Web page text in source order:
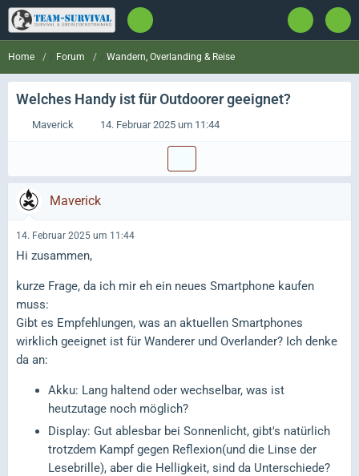
Home Forum Wandern, Overlanding & Reise
Welches Handy ist für Outdoorer geeignet?
Maverick 14. Februar 2025 um 11:44
Maverick
14. Februar 2025 um 11:44
Hi zusammen,
kurze Frage, da ich mir eh ein neues Smartphone kaufen
muss:
Gibt es Empfehlungen, was an aktuellen Smartphones
wirklich geeignet ist für Wanderer und Overlander? Ich denke
da an:
Akku: Lang haltend oder wechselbar, was ist
heutzutage noch möglich?
Display: Gut ablesbar bei Sonnenlicht, gibt's natürlich
trotzdem Kampf gegen Reflexion(und die Linse der
Lesebrille), aber die Helligkeit, sind da Unterschiede?